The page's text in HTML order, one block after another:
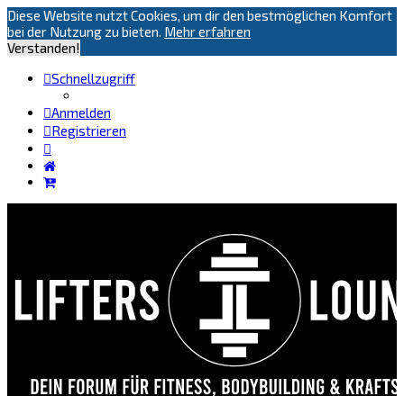
Diese Website nutzt Cookies, um dir den bestmöglichen Komfort
bei der Nutzung zu bieten. Mehr erfahren
Verstanden!
Schnellzugriff
Anmelden
Registrieren